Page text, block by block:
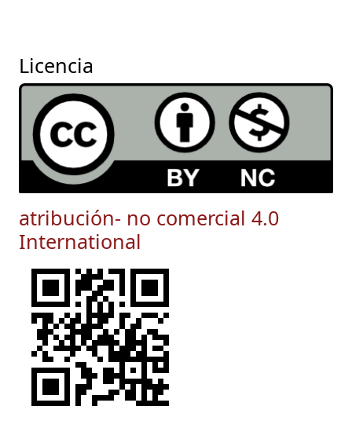
Licencia
atribución- no comercial 4.0
International